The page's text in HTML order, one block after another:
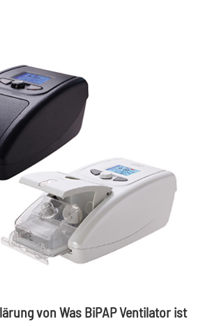
von Was BiPAP Ventilator ist